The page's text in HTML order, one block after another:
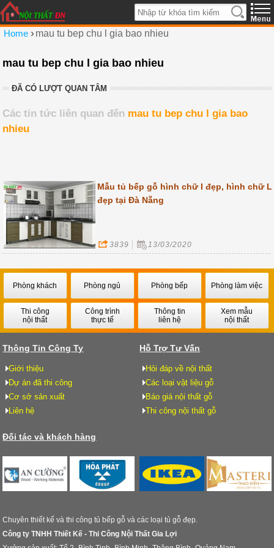
Home ›mau tu bep chu l gia bao nhieu
mau tu bep chu l gia bao nhieu
ĐÃ CÓ LƯỢT QUAN TÂM
Các tin tức liên quan đến mau tu bep chu l gia bao
nhieu
Mẫu tủ bếp gỗ hình chữ I đẹp, hình chữ L
đẹp tại Đà Nẵng
3839 13/03/2020
Phòng khách Phòng ngủ Phòng bếp Phòng làm việc
Thi công
nội thất
Công trình
thực tế
Thông tin
liên hệ
Xem mẫu
nội thất
Thông Tin Công Ty
Giới thiệu
Dự án đã thi công
Cơ sở sản xuất
Liên hệ
Hỗ Trợ Tư Vấn
Hỏi đáp về nội thất
Các loại vật liệu gỗ
Báo giá nội thất gỗ
Thi công nội thất gỗ
Đối tác và khách hàng
Chuyên thiết kế và thi công tủ bếp gỗ và các loại tủ gỗ đẹp.
Công ty TNHH Thiết Kế - Thi Công Nội Thất Gia Lợi